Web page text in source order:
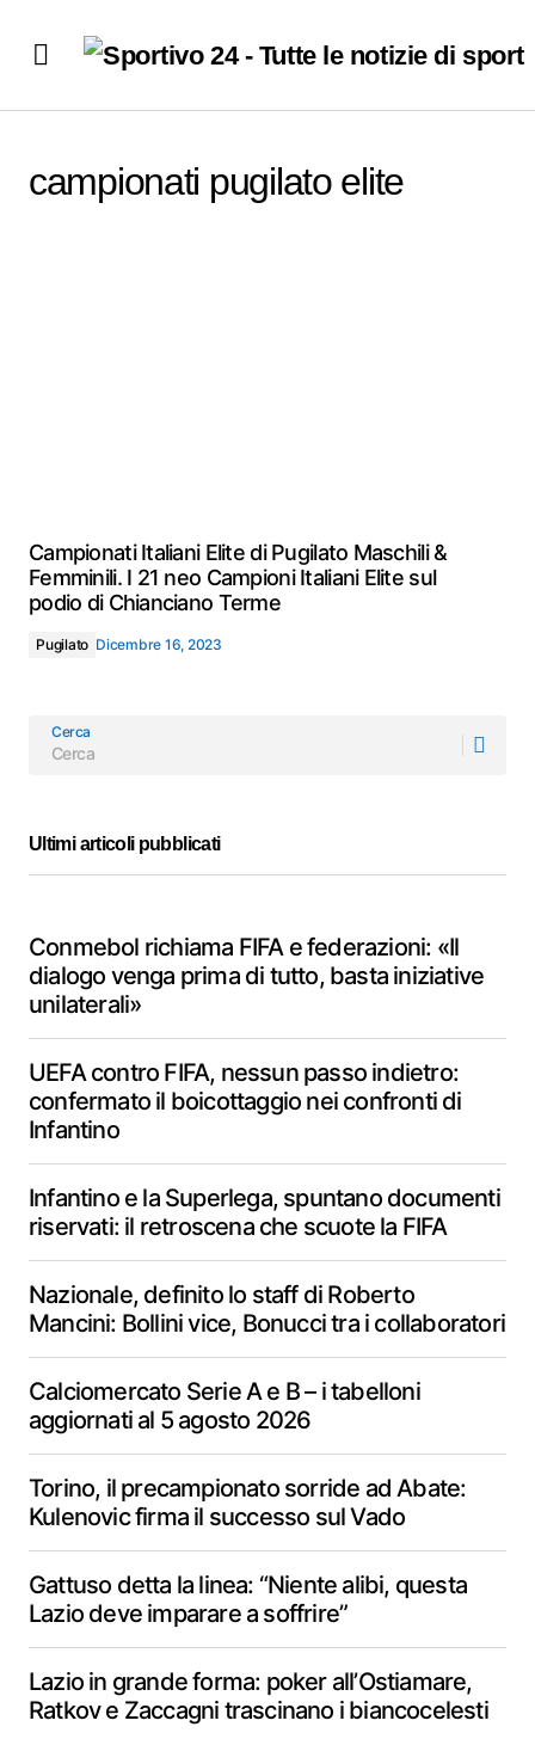
campionati pugilato elite
Campionati Italiani Elite di Pugilato Maschili &
Femminili. I 21 neo Campioni Italiani Elite sul
podio di Chianciano Terme
Pugilato Dicembre 16, 2023
Cerca
Ultimi articoli pubblicati
Conmebol richiama FIFA e federazioni: «Il
dialogo venga prima di tutto, basta iniziative
unilaterali»
UEFA contro FIFA, nessun passo indietro:
confermato il boicottaggio nei confronti di
Infantino
Infantino e la Superlega, spuntano documenti
riservati: il retroscena che scuote la FIFA
Nazionale, definito lo staff di Roberto
Mancini: Bollini vice, Bonucci tra i collaboratori
Calciomercato Serie A e B – i tabelloni
aggiornati al 5 agosto 2026
Torino, il precampionato sorride ad Abate:
Kulenovic firma il successo sul Vado
Gattuso detta la linea: “Niente alibi, questa
Lazio deve imparare a soffrire”
Lazio in grande forma: poker all’Ostiamare,
Ratkov e Zaccagni trascinano i biancocelesti